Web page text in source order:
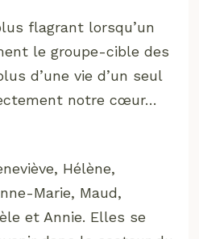
flagrant lorsqu’un
le groupe-cible des
d’une vie d’un seul
notre cœur…
Hélène,
Marie, Maud,
et Annie. Elles se